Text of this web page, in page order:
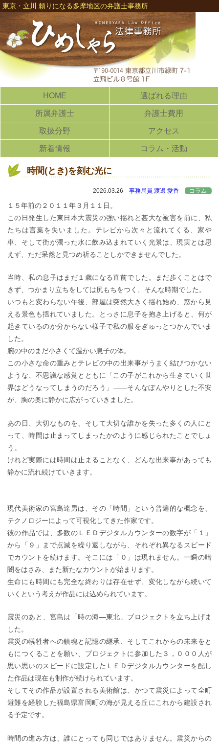
東京・立川 頼りになる多摩地区の弁護士事務所
HOME 選ばれる理由
所属弁護士 弁護士費用
取扱分野 アクセス
新着情報 コラム・活動
時間(とき)を刻む光に
2026.03.26 事務局員 渡邊 愛香 コラム
１５年前の２０１１年３月１１日。
この日発生した東日本大震災の強い揺れと甚大な被害を前に、私
たちは言葉を失いました。テレビから次々と流れてくる、家や
車、そして街が濁った水に飲み込まれていく光景は、現実とは思
えず、ただ呆然と見つめ祈ることしかできませんでした。
当時、私の息子はまだ１歳になる直前でした。まだ歩くことはで
きず、つかまり立ちをしては尻もちをつく、そんな時期でした。
いつもと変わらない午後、部屋は突然大きく揺れ始め、窓から見
える景色も揺れていました。とっさに息子を抱き上げると、何が
起きているのか分からない様子で私の服をぎゅっとつかんでいま
した。
腕の中のまだ小さくて温かい息子の体。
この小さな命の重みとテレビの中の出来事がうまく結びつかない
ような、不思議な感覚とともに「この子がこれから生きていく世
界はどうなってしまうのだろう」――そんなぼんやりとした不安
が、胸の奥に静かに広がっていきました。
あの日、大切なものを、そして大切な誰かを失った多くの人にと
って、時間は止まってしまったかのように感じられたことでしょ
う。
けれど実際には時間は止まることなく、どんな出来事があっても
静かに流れ続けていきます。
現代美術家の宮島達男は、その「時間」という普遍的な概念を、
テクノロジーによって可視化してきた作家です。
彼の作品では、多数のＬＥＤデジタルカウンターの数字が「１」
から「９」まで点滅を繰り返しながら、それぞれ異なるスピード
でカウントを続けます。そこには「０」は現れません。一瞬の暗
闇をはさみ、また新たなカウントが始まります。
生命にも時間にも完全な終わりは存在せず、変化しながら続いて
いくという考えが作品には込められています。
震災のあと、宮島は「時の海―東北」プロジェクトを立ち上げま
した。
震災の犠牲者への鎮魂と記憶の継承、そしてこれからの未来をと
もにつくることを願い、プロジェクトに参加した３，０００人が
思い思いのスピードに設定したＬＥＤデジタルカウンターを配し
た作品は現在も制作が続けられています。
そしてその作品が設置される美術館は、かつて震災によって全町
避難を経験した福島県富岡町の海が見える丘にこれから建設され
る予定です。
時間の進み方は、誰にとっても同じではありません。震災からの